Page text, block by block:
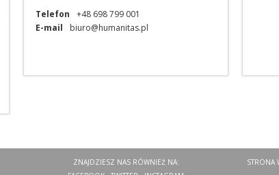
Telefon
+48 698 799 001
E-mail
biuro@humanitas.pl
ZNAJDZIESZ NAS RÓWNIEŻ NA:
STRONA